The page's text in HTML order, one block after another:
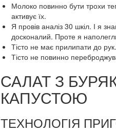
Молоко повинно бути трохи
активує їх.
Я провів аналіз 30 шкіл. І я
досконалий. Проте я
Тісто не має прилипати до рук.
Тісто не повинно
САЛАТ З
КАПУСТОЮ
ТЕХНОЛОГІЯ